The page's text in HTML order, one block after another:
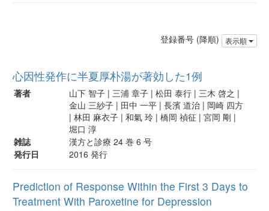
登録番号 (降順) 表示順
心因性発作に半夏厚朴湯が著効した1例
著者
山下 智子 | 三浦 章子 | 松田 泰行 | 三木 啓之 |
金山 三紗子 | 田中 一平 | 長濱 道治 | 岡崎 四方
| 林田 麻衣子 | 和氣 玲 | 橋岡 禎征 | 宮岡 剛 |
堀口 淳
雑誌
漢方と診療 24 巻 6 号
発行日
2016 発行
Prediction of Response Within the First 3 Days to
Treatment With Paroxetine for Depression